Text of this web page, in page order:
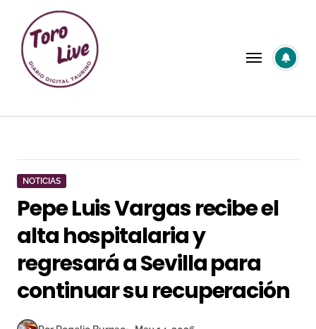
contenido
NOTICIAS
Pepe Luis Vargas recibe el
alta hospitalaria y
regresará a Sevilla para
continuar su recuperación